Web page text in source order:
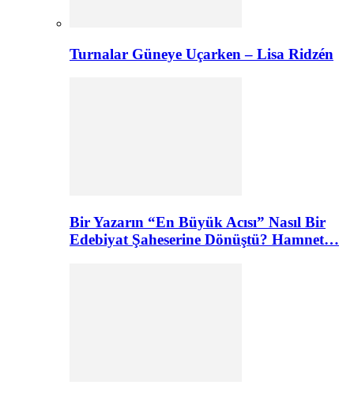
Turnalar Güneye Uçarken – Lisa Ridzén
Bir Yazarın “En Büyük Acısı” Nasıl Bir
Edebiyat Şaheserine Dönüştü? Hamnet…